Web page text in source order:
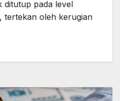
ditutup pada level
tertekan oleh kerugian